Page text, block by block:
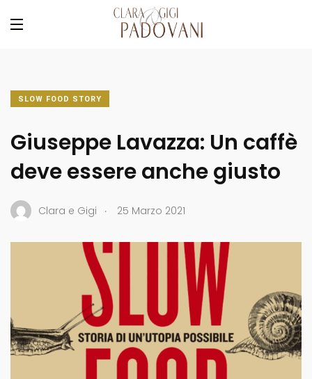
SLOW FOOD STORY
Giuseppe Lavazza: Un caffè
deve essere anche giusto
Clara e Gigi . 25 Marzo 2021